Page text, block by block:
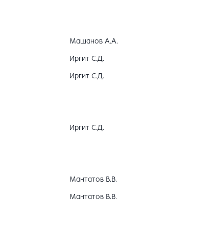
Машанов А.А.
Иргит С.Д.
Иргит С.Д.
Иргит С.Д.
Мантатов В.В.
Мантатов В.В.